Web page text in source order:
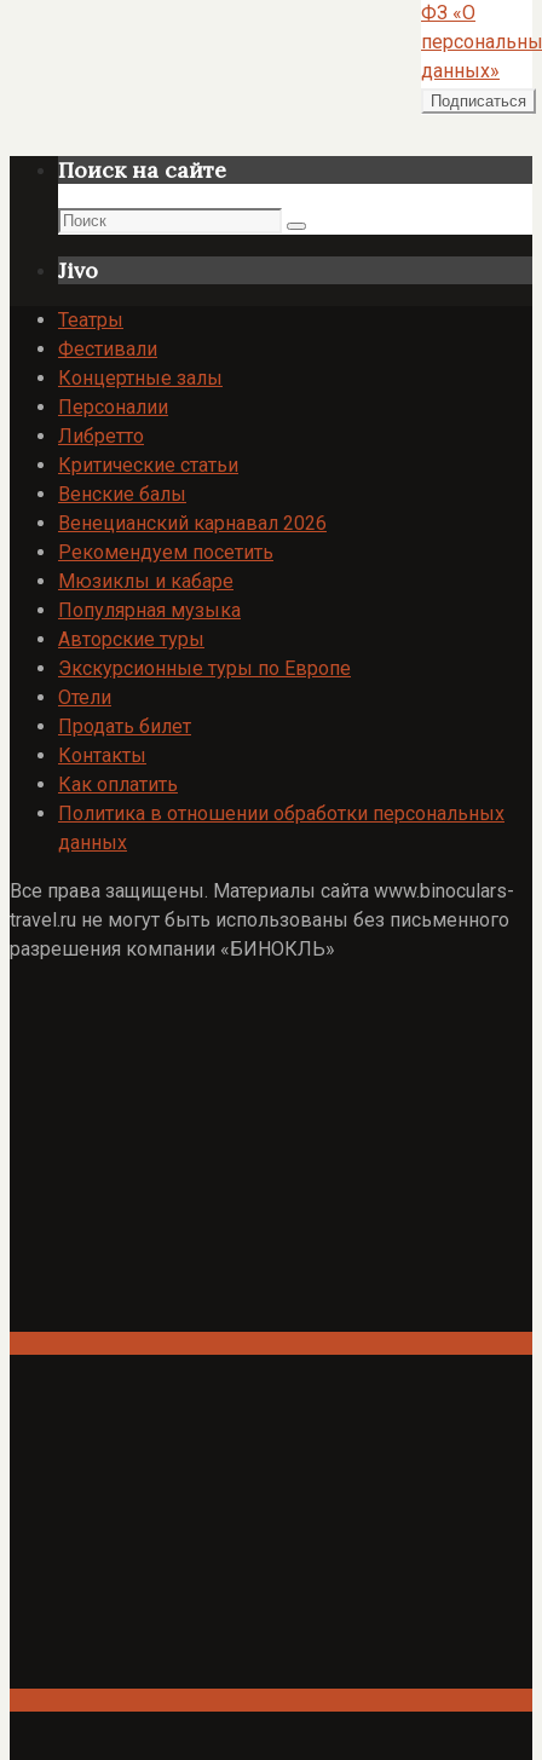
ФЗ «О
данных»
Поиск на сайте
Поиск
Поиск
Jivo
Театры
Фестивали
Концертные залы
Персоналии
Либретто
Критические статьи
Венские балы
Венецианский карнавал 2026
Рекомендуем посетить
Мюзиклы и кабаре
Популярная музыка
Авторские туры
Экскурсионные туры по Европе
Отели
Продать билет
Контакты
Как оплатить
Политика в отношении обработки персональных
данных
Все права защищены. Материалы сайта www.binoculars-
travel.ru не могут быть использованы без письменного
разрешения компании «БИНОКЛЬ»